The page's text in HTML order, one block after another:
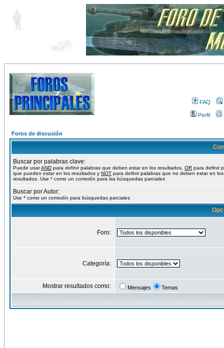
FAQ
Perfil
Foros de discusión
Buscar por palabras clave:
Puede usarAND para definir palabras que deben estar en los resultados, OR para definir
que pueden estar en los resultados y NOT para definir palabras que no deben estar en los
resultados. Use * como un comodín para las búsquedas parciales
Buscar por Autor:
Use * como un comodín para búsquedas parciales
Foro:
Categoría:
Mostrar resultados como: Mensajes Temas